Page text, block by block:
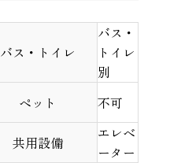
バス・トイレ
バス・
トイレ
別
ペット 不可
共用設備
エレベ
ーター